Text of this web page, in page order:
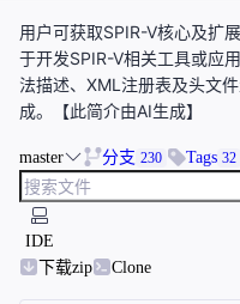
用户可获取SPIR-V核心及扩
于开发SPIR-V相关工具或应
法描述、XML注册表及头文
成。【此简介由AI生成】
master 分支 230 Tags 32
IDE
下载zip
Clone